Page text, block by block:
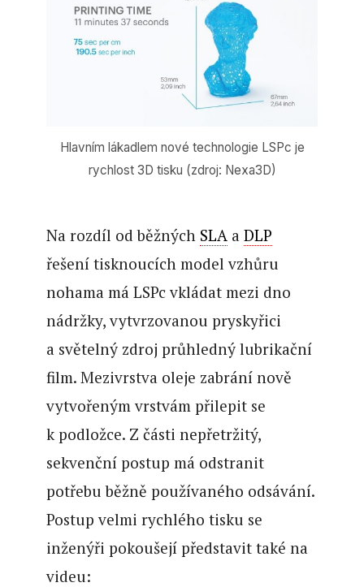
Hlavním lákadlem nové technologie LSPc je
rychlost 3D tisku (zdroj: Nexa3D)
Na rozdíl od běžných SLA a DLP
řešení tisknoucích model vzhůru
nohama má LSPc vkládat mezi dno
nádržky, vytvrzovanou pryskyřici
a světelný zdroj průhledný lubrikační
film. Mezivrstva oleje zabrání nově
vytvořeným vrstvám přilepit se
k podložce. Z části nepřetržitý,
sekvenční postup má odstranit
potřebu běžně používaného odsávání.
Postup velmi rychlého tisku se
inženýři pokoušejí představit také na
videu: